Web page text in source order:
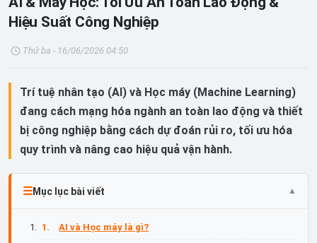
Hiệu Suất Công Nghiệp
Thứ ba - 16/06/2026 04:50
Trí tuệ nhân tạo (AI) và Học máy (Machine Learning)
đang cách mạng hóa ngành an toàn lao động và thiết
bị công nghiệp bằng cách dự đoán rủi ro, tối ưu hóa
quy trình và nâng cao hiệu quả vận hành.
Mục lục bài viết
AI và Học máy là gì?